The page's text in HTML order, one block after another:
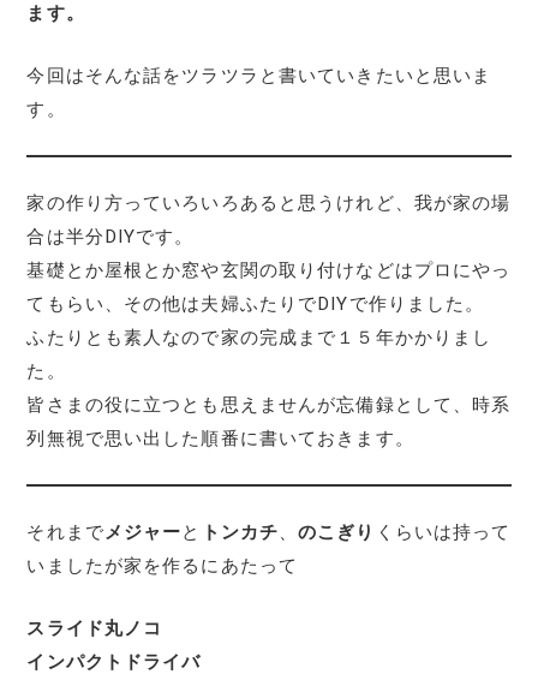
ます。
今回はそんな話をツラツラと書いていきたいと思いま
す。
家の作り方っていろいろあると思うけれど、我が家の場
合は半分DIYです。
基礎とか屋根とか窓や玄関の取り付けなどはプロにやっ
てもらい、その他は夫婦ふたりでDIYで作りました。
ふたりとも素人なので家の完成まで１５年かかりまし
た。
皆さまの役に立つとも思えませんが忘備録として、時系
列無視で思い出した順番に書いておきます。
それまでメジャーと トンカチ、のこぎり くらいは持って
いましたが家を作るにあたって
スライド丸ノコ
インパクトドライバ